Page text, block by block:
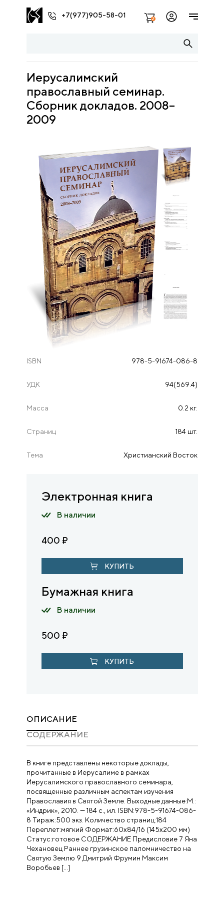
+7(977)905-58-01 2
Иерусалимский
православный семинар.
Cборник докладов. 2008–
2009
ISBN 978-5-91674-086-8
УДК 94(569.4)
Масса 0.2 кг.
Страниц 184 шт.
Тема Христианский Восток
Электронная книга
В наличии
400 ₽
КУПИТЬ
Бумажная книга
В наличии
500 ₽
КУПИТЬ
ОПИСАНИЕ
CОДЕРЖАНИЕ
В книге представлены некоторые доклады,
прочитанные в Иерусалиме в рамках
Иерусалимского православного семинара,
посвященные различным аспектам изучения
Православия в Святой Земле. Выходные данные:М.:
«Индрик», 2010. — 184 с., ил. ISBN:978-5-91674-086-
8 Тираж:500 экз. Количество страниц:184
Переплет:мягкий Формат:60х84/16 (145х200 мм)
Статус:готовое СОДЕРЖАНИЕ Предисловие 7 Яна
Чехановец Раннее грузинское паломничество на
Святую Землю 9 Дмитрий Фрумин Максим
Воробьев […]